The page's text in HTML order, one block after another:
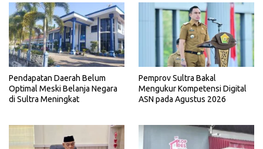
Pendapatan Daerah Belum
Optimal Meski Belanja Negara
di Sultra Meningkat
Pemprov Sultra Bakal
Mengukur Kompetensi Digital
ASN pada Agustus 2026